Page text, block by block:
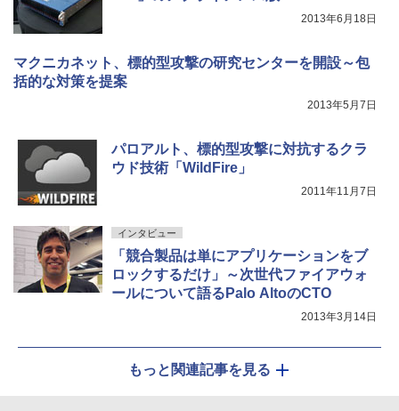
2013年6月18日
マクニカネット、標的型攻撃の研究センターを開設～包
括的な対策を提案
2013年5月7日
パロアルト、標的型攻撃に対抗するクラ
ウド技術「WildFire」
2011年11月7日
インタビュー
「競合製品は単にアプリケーションをブ
ロックするだけ」～次世代ファイアウォ
ールについて語るPalo AltoのCTO
2013年3月14日
もっと関連記事を見る